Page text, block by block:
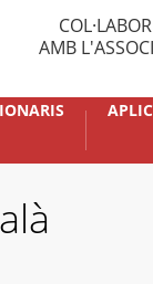
AMB